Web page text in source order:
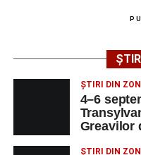
Și în acest an, pe scenă
cariere de succes în țară
Festivalul include și o
importantă. Publicul va
realizate cu
originară din Sebeș,
unele dintre cele mai
ȘTIRI DIN
4–6
Greavilor
ȘTIRI DIN